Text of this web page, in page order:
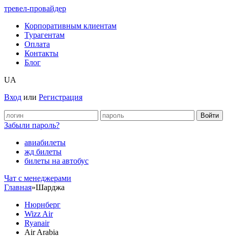
тревел-провайдер
Корпоративным клиентам
Турагентам
Оплата
Контакты
Блог
UA
Вход или Регистрация
Забыли пароль?
авиабилеты
жд билеты
билеты на автобус
Чат c менеджерами
Главная»Шарджа
Нюрнберг
Wizz Air
Ryanair
Air Arabia